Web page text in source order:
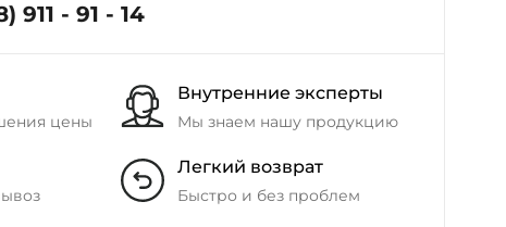
911 - 91 - 14
цены
Внутренние эксперты
Мы знаем нашу продукцию
Легкий возврат
Быстро и без проблем